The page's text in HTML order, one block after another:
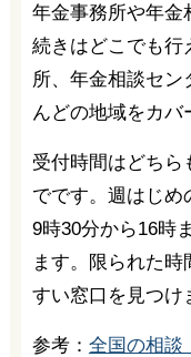
年金事務所や年金
続きはどこでも行
所、年金相談セン
んどの地域をカバ
受付時間はどちら
でです。週はじめ
9時30分から16時
ます。限られた
すい窓口を見つけ
参考： 全国の相談